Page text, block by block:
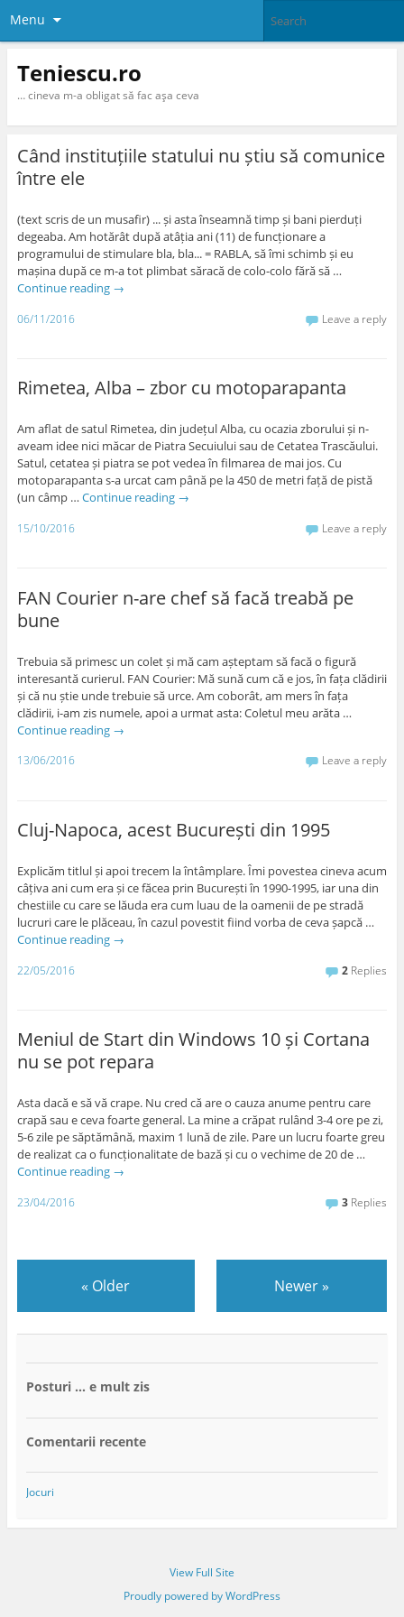
Menu
Teniescu.ro
… cineva m-a obligat să fac aşa ceva
Când instituțiile statului nu știu să comunice
între ele
(text scris de un musafir) ... și asta înseamnă timp și bani pierduți
degeaba. Am hotărât după atâția ani (11) de funcționare a
programului de stimulare bla, bla... = RABLA, să îmi schimb și eu
mașina după ce m-a tot plimbat săracă de colo-colo fără să …
Continue reading →
06/11/2016 Leave a reply
Rimetea, Alba – zbor cu motoparapanta
Am aflat de satul Rimetea, din județul Alba, cu ocazia zborului și n-
aveam idee nici măcar de Piatra Secuiului sau de Cetatea Trascăului.
Satul, cetatea și piatra se pot vedea în filmarea de mai jos. Cu
motoparapanta s-a urcat cam până pe la 450 de metri față de pistă
(un câmp … Continue reading →
15/10/2016 Leave a reply
FAN Courier n-are chef să facă treabă pe
bune
Trebuia să primesc un colet și mă cam așteptam să facă o figură
interesantă curierul. FAN Courier: Mă sună cum că e jos, în fața clădirii
și că nu știe unde trebuie să urce. Am coborât, am mers în fața
clădirii, i-am zis numele, apoi a urmat asta: Coletul meu arăta …
Continue reading →
13/06/2016 Leave a reply
Cluj-Napoca, acest București din 1995
Explicăm titlul și apoi trecem la întâmplare. Îmi povestea cineva acum
câțiva ani cum era și ce făcea prin București în 1990-1995, iar una din
chestiile cu care se lăuda era cum luau de la oamenii de pe stradă
lucruri care le plăceau, în cazul povestit fiind vorba de ceva șapcă …
Continue reading →
22/05/2016 2 Replies
Meniul de Start din Windows 10 și Cortana
nu se pot repara
Asta dacă e să vă crape. Nu cred că are o cauza anume pentru care
crapă sau e ceva foarte general. La mine a crăpat rulând 3-4 ore pe zi,
5-6 zile pe săptămână, maxim 1 lună de zile. Pare un lucru foarte greu
de realizat ca o funcționalitate de bază și cu o vechime de 20 de …
Continue reading →
23/04/2016 3 Replies
« Older Newer»
Posturi … e mult zis
Comentarii recente
Jocuri
View Full Site
Proudly powered by WordPress